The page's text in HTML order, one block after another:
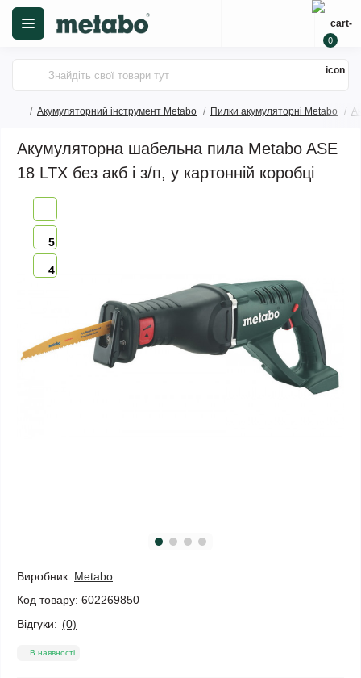
0
Акумуляторний інструмент Metabo Пилки акумуляторні Metabo
Акумуляторна шабельна пила Metabo ASE
18 LTX без акб і з/п, у картонній коробці
5
4
Виробник: Metabo
Код товару: 602269850
Відгуки: (0)
В наявності